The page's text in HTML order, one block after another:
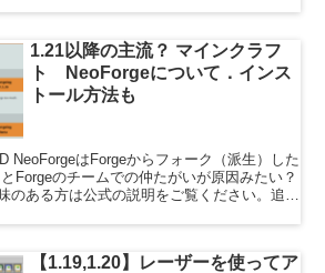
1.21以降の主流？ マインクラフ
ト NeoForgeについて．インス
トール方法も
NeoForgeはForgeからフォーク（派生）した
Forgeのチームでの仲たがいが原因みたい？
のある方は公式の説明をご覧ください。追加
【1.19,1.20】レーザーを使ってア